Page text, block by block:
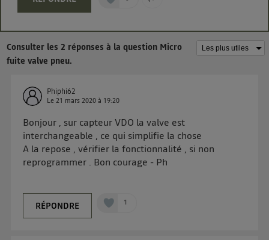
Consulter les 2 réponses à la question Micro
fuite valve pneu.
Phiphi62
Le21 mars 2020 à 19:20
Bonjour , sur capteur VDO la valve est
interchangeable , ce qui simplifie la chose
A la repose , vérifier la fonctionnalité , si non
reprogrammer . Bon courage - Ph
RÉPONDRE 1
L'identifiant est associé à votre connexion internet.
Ainsi, toutes les personnes utilisant la même
connexion et ayant consenties se verront attribuer le
même identifiant. En général :
Pour une
uniquement sur la navigation de l'utilisateur du mobile.
surle portail d’Utiq("
") ou via la page
« gérer Utiq » en bas de ce site. Pour plus
d'informations, veuillez consulter